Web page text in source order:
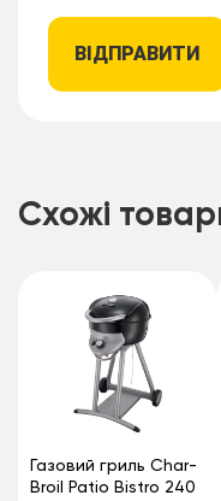
ВІДПРАВИТИ
Схожі
Газовий гриль Char-
Broil Patio Bistro 240